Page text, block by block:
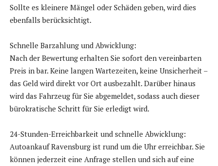
Sollte es kleinere Mängel oder Schäden geben, wird dies
ebenfalls berücksichtigt.
Schnelle Barzahlung und Abwicklung:
Nach der Bewertung erhalten Sie sofort den vereinbarten
Preis in bar. Keine langen Wartezeiten, keine Unsicherheit –
das Geld wird direkt vor Ort ausbezahlt. Darüber hinaus
wird das Fahrzeug für Sie abgemeldet, sodass auch dieser
bürokratische Schritt für Sie erledigt wird.
24-Stunden-Erreichbarkeit und schnelle Abwicklung:
Autoankauf Ravensburg ist rund um die Uhr erreichbar. Sie
können jederzeit eine Anfrage stellen und sich auf eine